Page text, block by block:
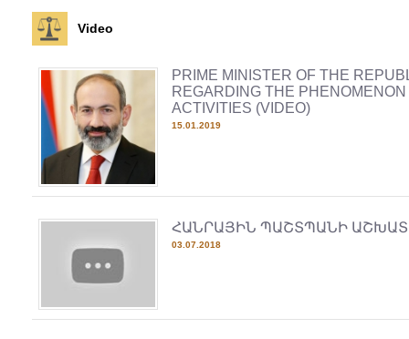
Video
PRIME MINISTER OF THE
REGARDING THE
ACTIVITIES (VIDEO)
15.01.2019
ՀԱՆՐԱՅԻՆ ՊԱՇՏՊԱՆԻ
03.07.2018